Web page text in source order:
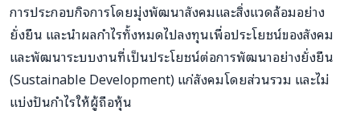
การประกอบกิจการโดยมุ่งพัฒนาสังคมและสิ่งแวดล้อมอย่าง
ยั่งยืน และนำผลกำไรทั้งหมดไปลงทุนเพื่อประโยชน์ของสังคม
และพัฒนาระบบงานที่เป็นประโยชน์ต่อการพัฒนาอย่างยั่งยืน
(Sustainable Development) แก่สังคมโดยส่วนรวม และไม่
แบ่งปันกำไรให้ผู้ถือหุ้น